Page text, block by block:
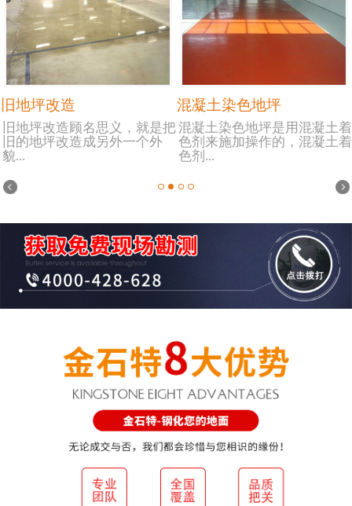
旧地坪改造
旧地坪改造顾名思义，就是把
旧的地坪改造成另外一个外
貌...
混凝土染色地坪
混凝土染色地坪是用混凝土着
色剂来施加操作的，混凝土着
色剂...